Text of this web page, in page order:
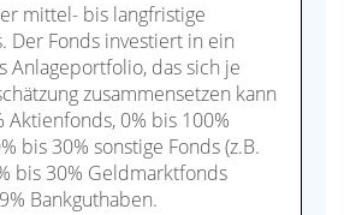
mittel- bis langfristige
Der Fonds investiert in ein
Anlageportfolio, das sich je
zusammensetzen kann
Aktienfonds, 0% bis 100%
bis 30% sonstige Fonds (z.B.
bis 30% Geldmarktfonds
Bankguthaben.